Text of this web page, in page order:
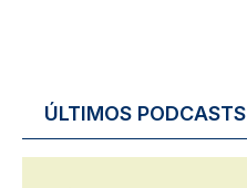
ÚLTIMOS PODCASTS